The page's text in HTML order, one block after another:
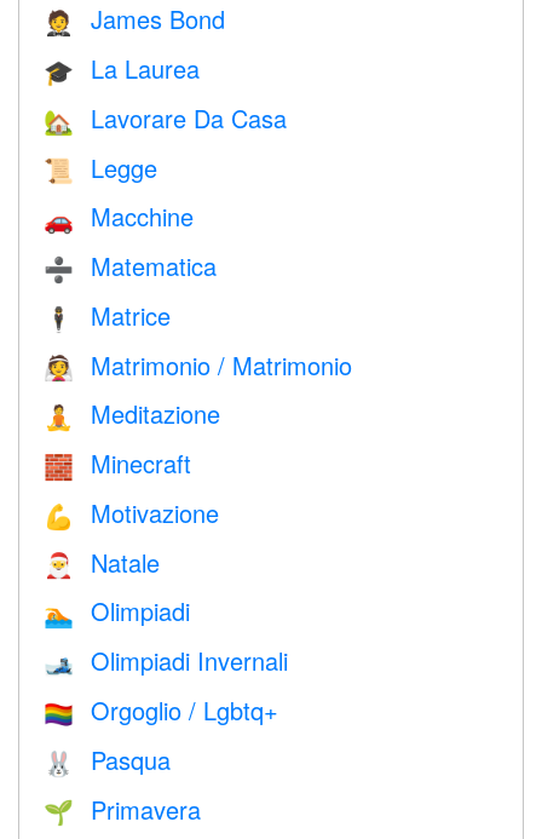
🤵 James Bond
🎓 La Laurea
🏡 Lavorare Da Casa
📜 Legge
🚗 Macchine
➗ Matematica
🕴️ Matrice
👰 Matrimonio / Matrimonio
🧘 Meditazione
🧱 Minecraft
💪 Motivazione
🎅 Natale
🏊 Olimpiadi
🎿 Olimpiadi Invernali
🏳️‍🌈 Orgoglio / Lgbtq+
🐰 Pasqua
🌱 Primavera